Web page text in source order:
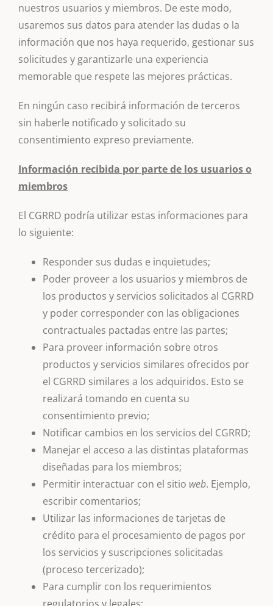
nuestros usuarios y miembros. De este modo,
usaremos sus datos para atender las dudas o la
información que nos haya requerido, gestionar sus
solicitudes y garantizarle una experiencia
memorable que respete las mejores prácticas.
En ningún caso recibirá información de terceros
sin haberle notificado y solicitado su
consentimiento expreso previamente.
Información recibida por parte de los usuarios o
miembros
El CGRRD podría utilizar estas informaciones para
lo siguiente:
Responder sus dudas e inquietudes;
Poder proveer a los usuarios y miembros de
los productos y servicios solicitados al CGRRD
y poder corresponder con las obligaciones
contractuales pactadas entre las partes;
Para proveer información sobre otros
productos y servicios similares ofrecidos por
el CGRRD similares a los adquiridos. Esto se
realizará tomando en cuenta su
consentimiento previo;
Notificar cambios en los servicios del CGRRD;
Manejar el acceso a las distintas plataformas
diseñadas para los miembros;
Permitir interactuar con el sitio web. Ejemplo,
escribir comentarios;
Utilizar las informaciones de tarjetas de
crédito para el procesamiento de pagos por
los servicios y suscripciones solicitadas
(proceso tercerizado);
Para cumplir con los requerimientos